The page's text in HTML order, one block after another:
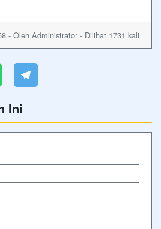
- Oleh Administrator - Dilihat 1731 kali
Ini